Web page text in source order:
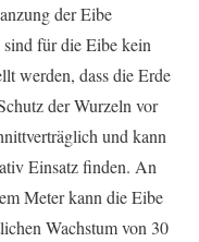
der Eibe
für die Eibe kein
werden, dass die Erde
der Wurzeln vor
und kann
Einsatz finden. An
Meter kann die Eibe
Wachstum von 30